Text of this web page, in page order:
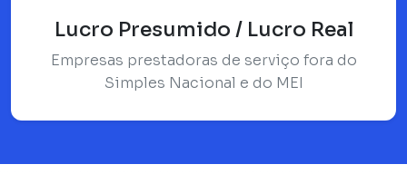
Lucro Presumido / Lucro Real
Empresas prestadoras de serviço fora do
Simples Nacional e do MEI